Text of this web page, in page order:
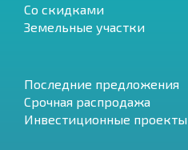
Со скидками
Земельные участки
Последние предложения
Срочная распродажа
Инвестиционные проекты